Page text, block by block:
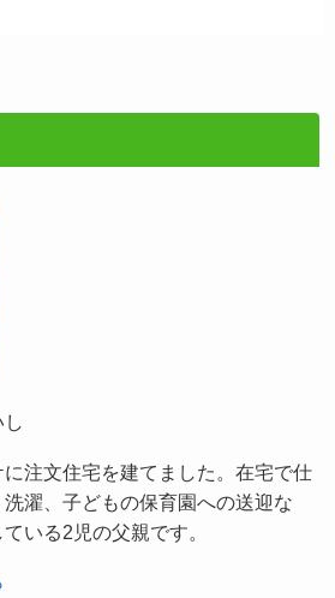
注文住宅を建てました。在宅で仕
濯、子どもの保育園への送迎な
いる2児の父親です。